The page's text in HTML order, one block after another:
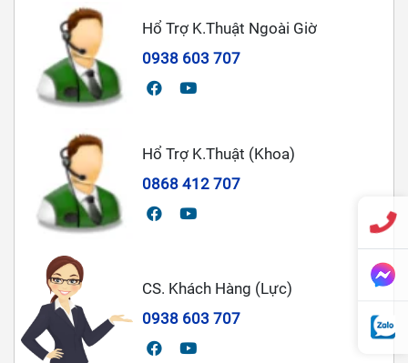
Hổ Trợ K.Thuật Ngoài Giờ
0938 603 707
Hổ Trợ K.Thuật (Khoa)
0868 412 707
CS. Khách Hàng (Lực)
0938 603 707